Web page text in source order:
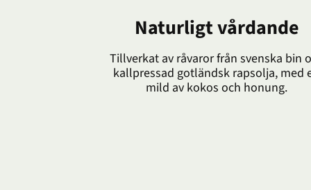
Naturligt vårdande
Tillverkat av råvaror från svenska bin
kallpressad gotländsk rapsolja, med
mild av kokos och honung.